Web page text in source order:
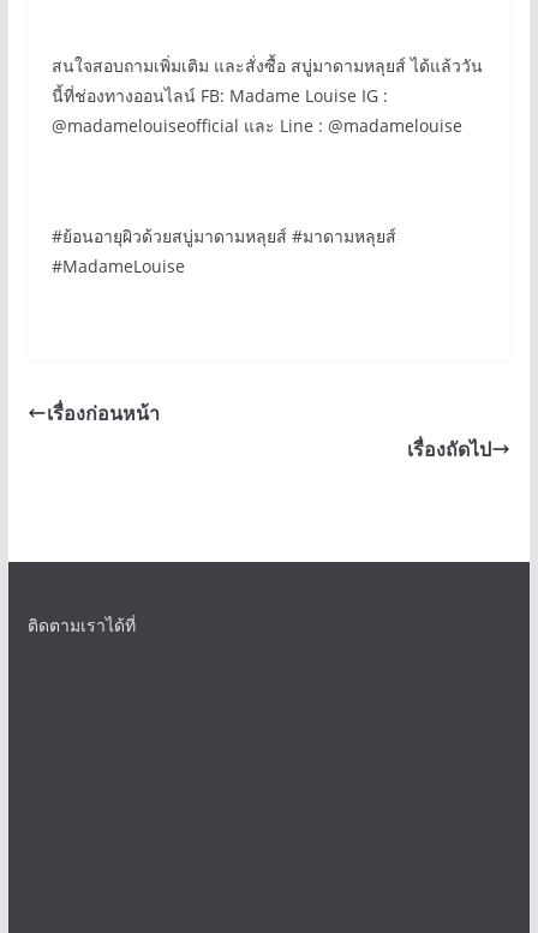
สนใจสอบถามเพิ่มเติม และสั่งซื้อ สบู่มาดามหลุยส์ ได้แล้ววัน
นี้ที่ช่องทางออนไลน์ FB: Madame Louise IG :
@madamelouiseofficial และ Line : @madamelouise
#ย้อนอายุผิวด้วยสบู่มาดามหลุยส์ #มาดามหลุยส์
#MadameLouise
เรื่องก่อนหน้า
เรื่องถัดไป
ติดตามเราได้ที่